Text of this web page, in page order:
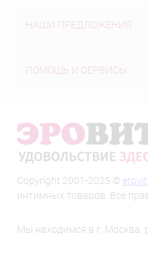
НАШИ ПРЕДЛОЖЕНИЯ
ПОМОЩЬ И СЕРВИСЫ
Copyright 2001-2025 ©
интимных товаров. Все
Мы находимся в г. Москва,